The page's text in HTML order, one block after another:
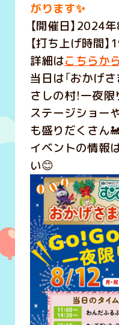
がります✨
【開催日】2024
【打ち上げ時間】
詳細はこちらか
当日は「おかげ
さしの村！一夜
ステージショー
も盛りだくさん
イベントの情報
い😊